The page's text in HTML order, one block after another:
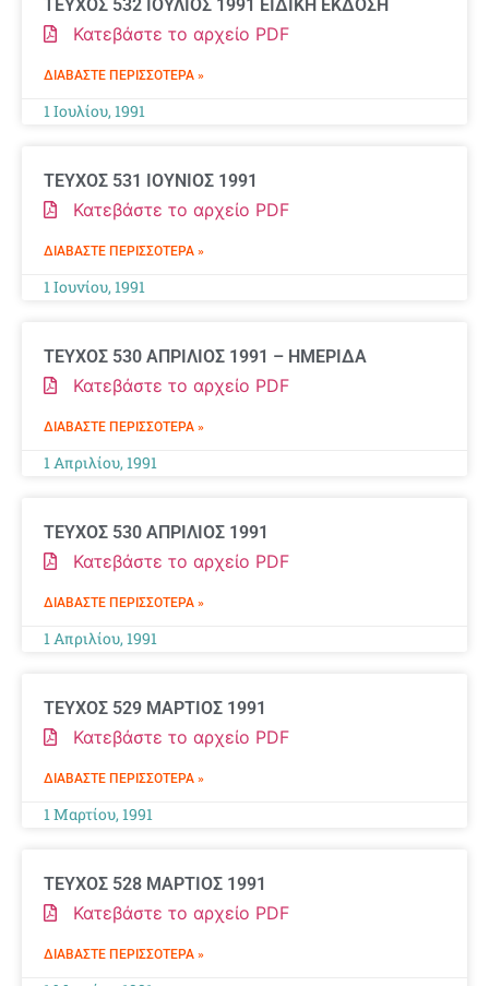
ΤΕΥΧΟΣ 532 ΙΟΥΛΙΟΣ 1991 ΕΙΔΙΚΗ ΕΚΔΟΣΗ
Κατεβάστε το αρχείο PDF
ΔΙΑΒΆΣΤΕ ΠΕΡΙΣΣΌΤΕΡΑ »
1 Ιουλίου, 1991
ΤΕΥΧΟΣ 531 ΙΟΥΝΙΟΣ 1991
Κατεβάστε το αρχείο PDF
ΔΙΑΒΆΣΤΕ ΠΕΡΙΣΣΌΤΕΡΑ »
1 Ιουνίου, 1991
ΤΕΥΧΟΣ 530 ΑΠΡΙΛΙΟΣ 1991 – ΗΜΕΡΙΔΑ
Κατεβάστε το αρχείο PDF
ΔΙΑΒΆΣΤΕ ΠΕΡΙΣΣΌΤΕΡΑ »
1 Απριλίου, 1991
ΤΕΥΧΟΣ 530 ΑΠΡΙΛΙΟΣ 1991
Κατεβάστε το αρχείο PDF
ΔΙΑΒΆΣΤΕ ΠΕΡΙΣΣΌΤΕΡΑ »
1 Απριλίου, 1991
ΤΕΥΧΟΣ 529 ΜΑΡΤΙΟΣ 1991
Κατεβάστε το αρχείο PDF
ΔΙΑΒΆΣΤΕ ΠΕΡΙΣΣΌΤΕΡΑ »
1 Μαρτίου, 1991
ΤΕΥΧΟΣ 528 ΜΑΡΤΙΟΣ 1991
Κατεβάστε το αρχείο PDF
ΔΙΑΒΆΣΤΕ ΠΕΡΙΣΣΌΤΕΡΑ »